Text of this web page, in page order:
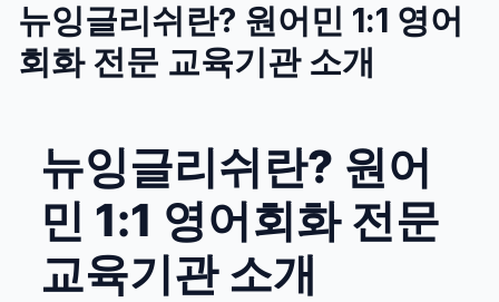
뉴잉글리쉬란? 원어민 1:1 영어
회화 전문 교육기관 소개
뉴잉글리쉬란? 원어
민 1:1 영어회화 전문
교육기관 소개